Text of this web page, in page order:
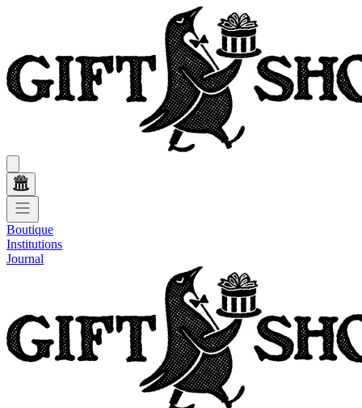
Boutique
Institutions
Journal